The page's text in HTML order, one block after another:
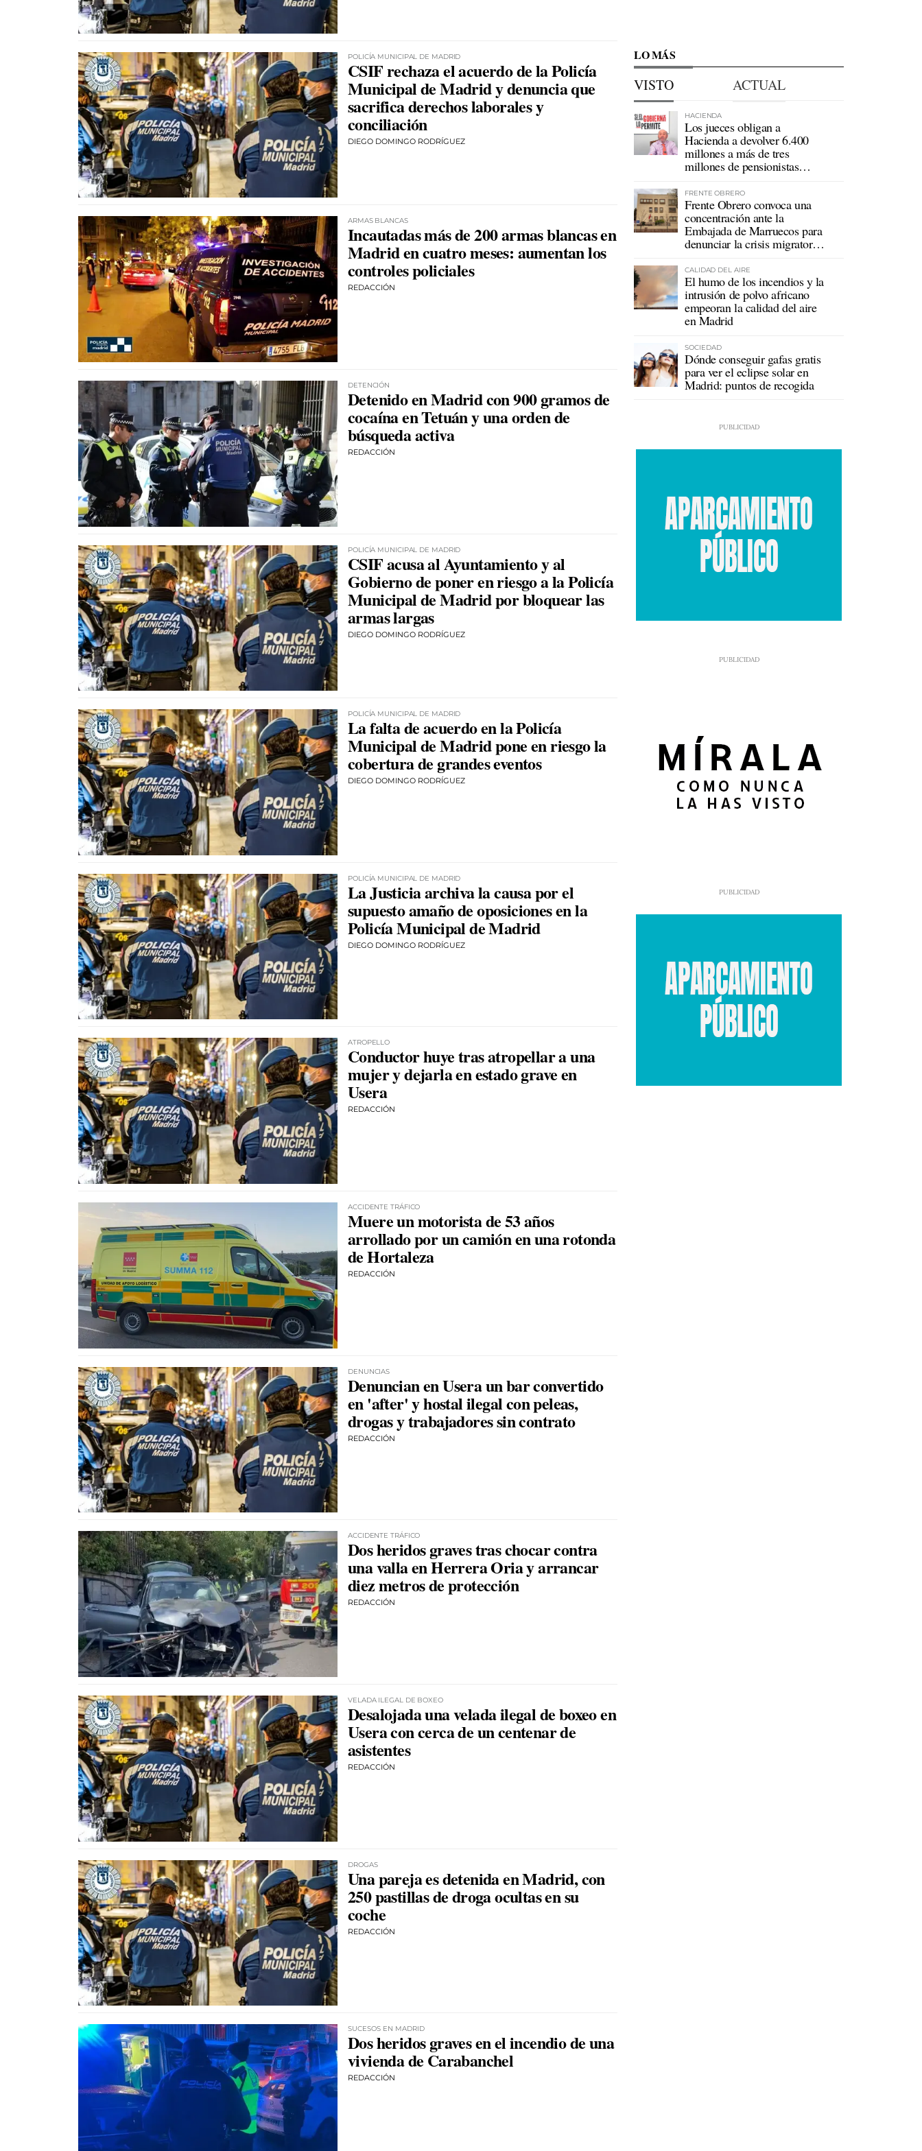
POLICÍA MUNICIPAL DE MADRID
CSIF rechaza el acuerdo de la Policía
Municipal de Madrid y denuncia que
sacrifica derechos laborales y
conciliación
DIEGO DOMINGO RODRÍGUEZ
ARMAS BLANCAS
Incautadas más de 200 armas blancas en
Madrid en cuatro meses: aumentan los
controles policiales
REDACCIÓN
DETENCIÓN
Detenido en Madrid con 900 gramos de
cocaína en Tetuán y una orden de
búsqueda activa
REDACCIÓN
POLICÍA MUNICIPAL DE MADRID
CSIF acusa al Ayuntamiento y al
Gobierno de poner en riesgo a la Policía
Municipal de Madrid por bloquear las
armas largas
DIEGO DOMINGO RODRÍGUEZ
POLICÍA MUNICIPAL DE MADRID
La falta de acuerdo en la Policía
Municipal de Madrid pone en riesgo la
cobertura de grandes eventos
DIEGO DOMINGO RODRÍGUEZ
POLICÍA MUNICIPAL DE MADRID
La Justicia archiva la causa por el
supuesto amaño de oposiciones en la
Policía Municipal de Madrid
DIEGO DOMINGO RODRÍGUEZ
ATROPELLO
Conductor huye tras atropellar a una
mujer y dejarla en estado grave en
Usera
REDACCIÓN
ACCIDENTE TRÁFICO
Muere un motorista de 53 años
arrollado por un camión en una rotonda
de Hortaleza
REDACCIÓN
DENUNCIAS
Denuncian en Usera un bar convertido
en 'after' y hostal ilegal con peleas,
drogas y trabajadores sin contrato
REDACCIÓN
ACCIDENTE TRÁFICO
Dos heridos graves tras chocar contra
una valla en Herrera Oria y arrancar
diez metros de protección
REDACCIÓN
VELADA ILEGAL DE BOXEO
Desalojada una velada ilegal de boxeo en
Usera con cerca de un centenar de
asistentes
REDACCIÓN
DROGAS
Una pareja es detenida en Madrid, con
250 pastillas de droga ocultas en su
coche
REDACCIÓN
SUCESOS EN MADRID
Dos heridos graves en el incendio de una
vivienda de Carabanchel
REDACCIÓN
LO MÁS
VISTO ACTUAL
HACIENDA
Los jueces obligan a
Hacienda a devolver 6.400
millones a más de tres
millones de pensionistas
FRENTE OBRERO
Frente Obrero convoca una
concentración ante la
Embajada de Marruecos para
denunciar la crisis migratoria
CALIDAD DEL AIRE
El humo de los incendios y la
intrusión de polvo africano
empeoran la calidad del aire
en Madrid
SOCIEDAD
Dónde conseguir gafas gratis
para ver el eclipse solar en
Madrid: puntos de recogida